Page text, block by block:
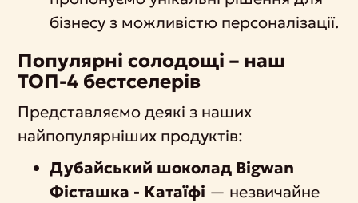
бізнесу з можливістю персоналізації.
Популярні солодощі – наш
ТОП-4 бестселерів
Представляємо деякі з наших
найпопулярніших продуктів:
Дубайський шоколад Bigwan
Фісташка - Катаїфі — незвичайне